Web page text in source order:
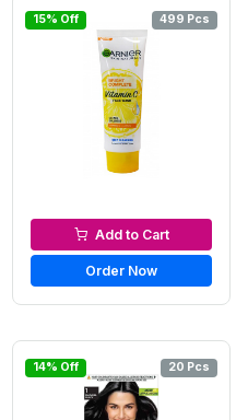
15% Off 499 Pcs
Facewash & Cleanser
Add to Cart
Order Now
14% Off 20 Pcs